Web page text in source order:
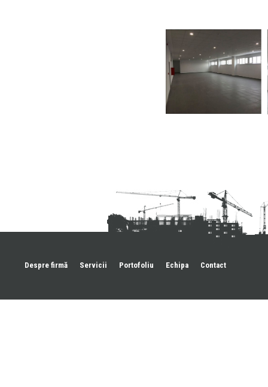
Despre firmă Servicii Portofoliu Echipa Contact